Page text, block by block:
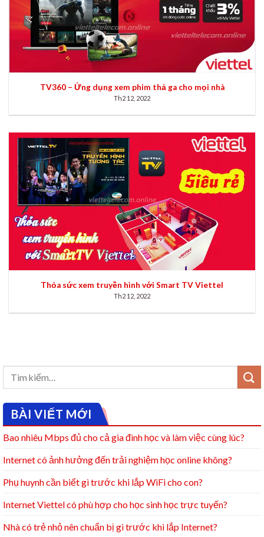
TV360 – Ứng dụng xem phim thả ga cho mọi nhà
Th2 12, 2022
Thỏa sức xem truyền hình với Smart TV Viettel
Th2 12, 2022
BÀI VIẾT MỚI
Bao nhiêu Mbps đủ cho cả gia đình học và làm việc cùng lúc?
Internet có ảnh hưởng đến trải nghiệm học online không?
Phụ huynh cần biết gì trước khi lắp WiFi cho con?
Internet Viettel có phù hợp cho học sinh học trực tuyến?
Nhà có trẻ nhỏ nên chuẩn bị gì trước khi lắp Internet?